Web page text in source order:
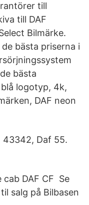
till
till DAF
Bilmärke.
bästa priserna i
bästa
logotyp, 4k,
DAF neon
43342, Daf 55.
cab DAF CF Se
salg på Bilbasen